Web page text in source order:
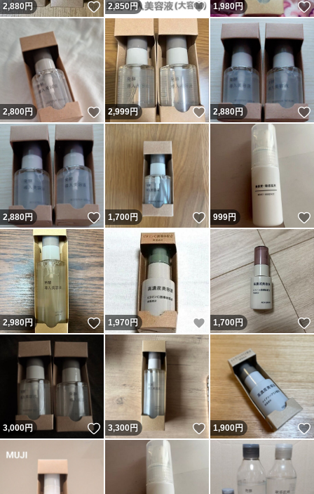
2,880円 いいね！
2,850円 いいね！
1,980円
2,800円 いいね！
2,999円 いいね！
2,880円
2,880円 いいね！
1,700円 いいね！
999円
2,980円 いいね！
1,970 円 いいね！
1,700円
3,000円 いいね！
3,300円 いいね！
1,900円